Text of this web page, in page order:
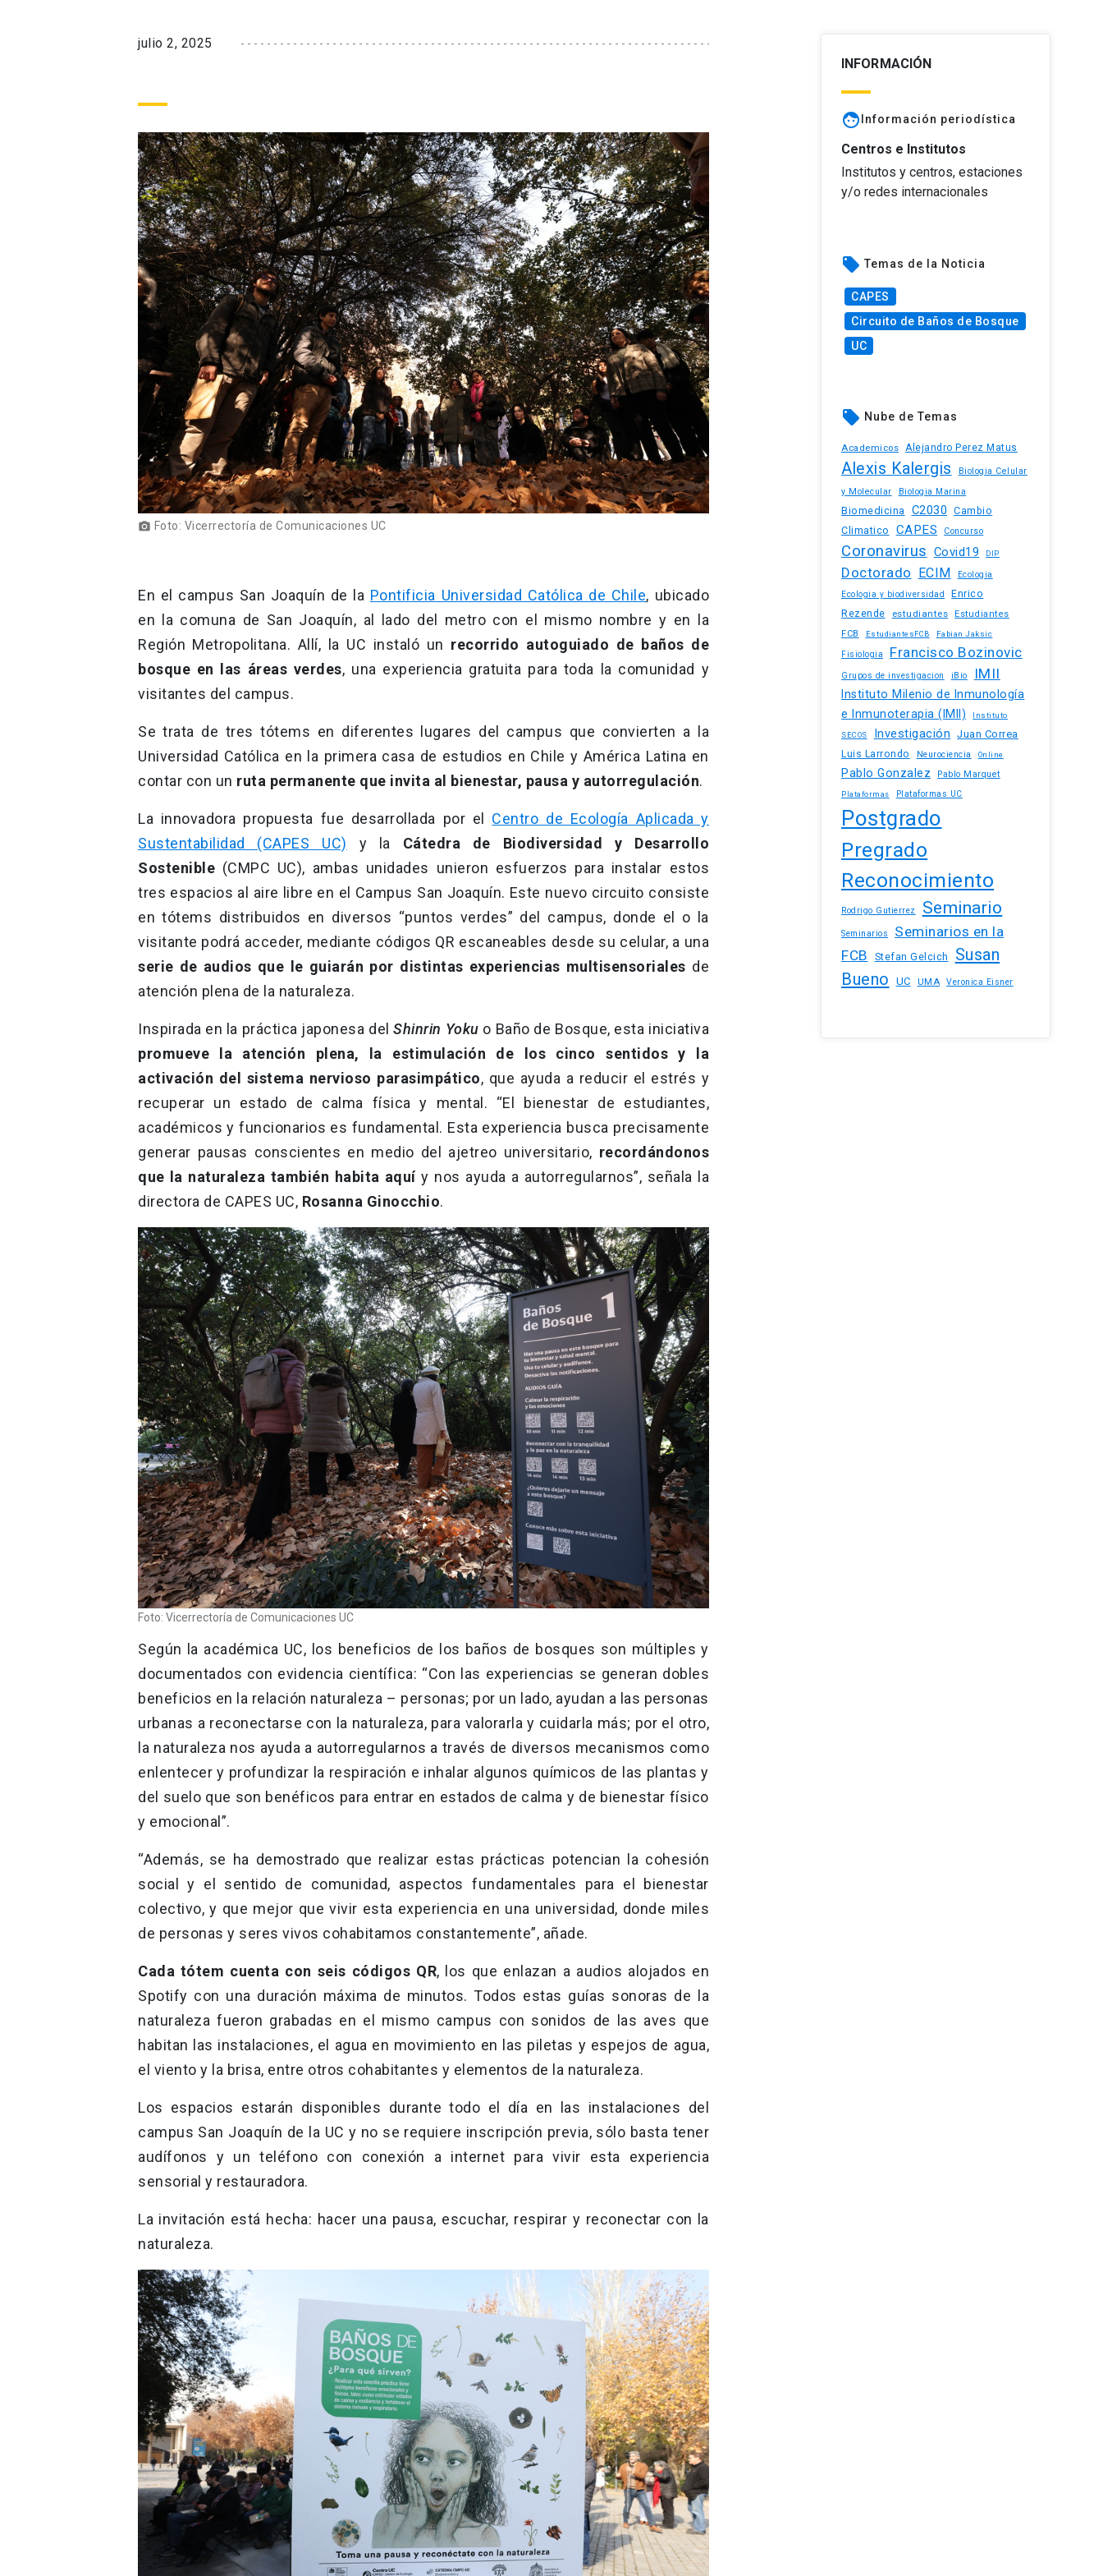
julio 2, 2025
photo_camera Foto: Vicerrectoría de Comunicaciones UC
En el campus San Joaquín de la Pontificia Universidad Católica de Chile, ubicado
en la comuna de San Joaquín, al lado del metro con el mismo nombre y en la
Región Metropolitana. Allí, la UC instaló un recorrido autoguiado de baños de
bosque en las áreas verdes, una experiencia gratuita para toda la comunidad y
visitantes del campus.
Se trata de tres tótems en diferentes lugares del campus que convierten a la
Universidad Católica en la primera casa de estudios en Chile y América Latina en
contar con un ruta permanente que invita al bienestar, pausa y autorregulación.
La innovadora propuesta fue desarrollada por el Centro de Ecología Aplicada y
Sustentabilidad (CAPES UC) y la Cátedra de Biodiversidad y Desarrollo
Sostenible (CMPC UC), ambas unidades unieron esfuerzos para instalar estos
tres espacios al aire libre en el Campus San Joaquín. Este nuevo circuito consiste
en tótems distribuidos en diversos “puntos verdes” del campus, donde el o la
visitante podrá acceder, mediante códigos QR escaneables desde su celular, a una
serie de audios que le guiarán por distintas experiencias multisensoriales de
atención plena de la naturaleza.
Inspirada en la práctica japonesa delShinrin Yoku o Baño de Bosque, esta iniciativa
promueve la atención plena, la estimulación de los cinco sentidos y la
activación del sistema nervioso parasimpático, que ayuda a reducir el estrés y
recuperar un estado de calma física y mental. “El bienestar de estudiantes,
académicos y funcionarios es fundamental. Esta experiencia busca precisamente
generar pausas conscientes en medio del ajetreo universitario, recordándonos
que la naturaleza también habita aquíy nos ayuda a autorregularnos”, señala la
directora de CAPES UC, Rosanna Ginocchio.
Foto: Vicerrectoría de Comunicaciones UC
Según la académica UC, los beneficios de los baños de bosques son múltiples y
documentados con evidencia científica: “Con las experiencias se generan dobles
beneficios en la relación naturaleza – personas; por un lado, ayudan a las personas
urbanas a reconectarse con la naturaleza, para valorarla y cuidarla más; por el otro,
la naturaleza nos ayuda a autorregularnos a través de diversos mecanismos como
enlentecer y profundizar la respiración e inhalar algunos químicos de las plantas y
del suelo que son benéficos para entrar en estados de calma y de bienestar físico
y emocional”.
“Además, se ha demostrado que realizar estas prácticas potencian la cohesión
social y el sentido de comunidad, aspectos fundamentales para el bienestar
colectivo, y que mejor que vivir esta experiencia en una universidad, donde miles
de personas y seres vivos cohabitamos constantemente”, añade.
Cada tótem cuenta con seis códigos QR, los que enlazan a audios alojados en
Spotify con una duración máxima de minutos. Todos estas guías sonoras de la
naturaleza fueron grabadas en el mismo campus con sonidos de las aves que
habitan las instalaciones, el agua en movimiento en las piletas y espejos de agua,
el viento y la brisa, entre otros cohabitantes y elementos de la naturaleza.
Los espacios estarán disponibles durante todo el día en las instalaciones del
campus San Joaquín de la UC y no se requiere inscripción previa, sólo basta tener
audífonos y un teléfono con conexión a internet para vivir esta experiencia
sensorial y restauradora.
La invitación está hecha: hacer una pausa, escuchar, respirar y reconectar con la
naturaleza.
INFORMACIÓN
face Información periodística
Centros e Institutos
Institutos y centros, estaciones
y/o redes internacionales
local_offer Temas de la Noticia
CAPES
Circuito de Baños de Bosque
UC
local_offer Nube de Temas
Academicos Alejandro Perez Matus
Alexis Kalergis
Biologia Celular
y Molecular
Biologia Marina
Biomedicina C2030
Cambio
Climatico
CAPES Concurso
Coronavirus Covid19 DIP
Doctorado ECIM Ecologia
Ecologia y biodiversidad
Enrico
Rezende
estudiantes
Estudiantes
FCB
EstudiantesFCB Fabian Jaksic
Fisiologia Francisco Bozinovic
Grupos de investigacion iBio IMII
Instituto Milenio de Inmunología
e Inmunoterapia (IMII)
Instituto
SECOS Investigación
Juan Correa
Luis Larrondo
Neurociencia Online
Pablo Gonzalez Pablo Marquet
Plataformas Plataformas UC
Postgrado
Pregrado
Reconocimiento
Rodrigo Gutierrez Seminario
Seminarios
Seminarios en la
FCB
Stefan Gelcich
Susan
Bueno
UC UMA Veronica Eisner